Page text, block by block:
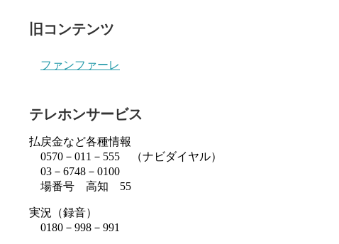
旧コンテンツ
ファンファーレ
テレホンサービス
払戻金など各種情報
0570－011－555 （ナビダイヤル）
03－6748－0100
場番号 高知 55
実況（録音）
0180－998－991